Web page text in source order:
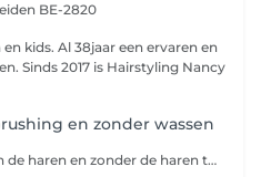
BE-2820
ervaren en
Sinds 2017 is Hairstyling Nancy
en zonder wassen
De prijs is zonder wassen van de haren en zonder de haren te drogen of brushen ook zonder versteviger of afwerkingsproduct. Om hygienische redenen gelieve de haren door de klant diezelfde dag al te wassen voor de kappersafspaak. Indien u een intens verzorgende Kérastase shampoo of een Kérastase verzorgend masker erbij wenst, gelieve deze dienst bij te boeken bij de categorie "VERZORGING".